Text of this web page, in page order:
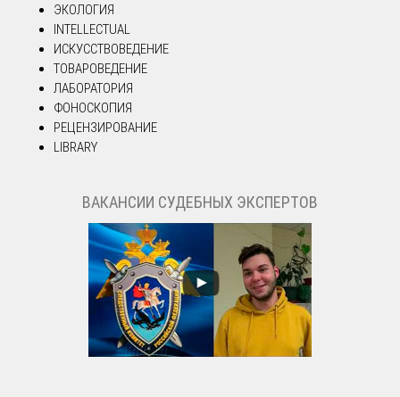
ЭКОЛОГИЯ
INTELLECTUAL
ИСКУССТВОВЕДЕНИЕ
ТОВАРОВЕДЕНИЕ
ЛАБОРАТОРИЯ
ФОНОСКОПИЯ
РЕЦЕНЗИРОВАНИЕ
LIBRARY
ВАКАНСИИ СУДЕБНЫХ ЭКСПЕРТОВ